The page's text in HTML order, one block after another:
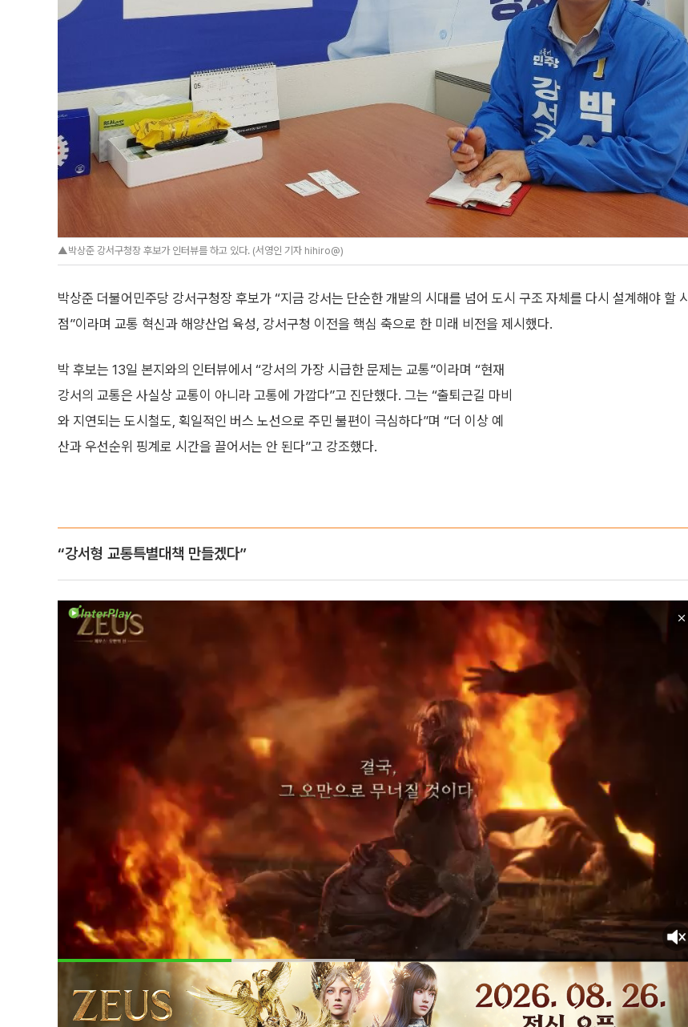
▲박상준 강서구청장 후보가 인터뷰를 하고 있다. (서영인 기자 hihiro@)
박상준 더불어민주당 강서구청장 후보가 “지금 강서는 단순한 개발의 시대를 넘어 도시 구조 자체를 다시 설계해야 할 시
점”이라며 교통 혁신과 해양산업 육성, 강서구청 이전을 핵심 축으로 한 미래 비전을 제시했다.
박 후보는 13일 본지와의 인터뷰에서 “강서의 가장 시급한 문제는 교통”이라며 “현재
강서의 교통은 사실상 교통이 아니라 고통에 가깝다”고 진단했다. 그는 “출퇴근길 마비
와 지연되는 도시철도, 획일적인 버스 노선으로 주민 불편이 극심하다”며 “더 이상 예
산과 우선순위 핑계로 시간을 끌어서는 안 된다”고 강조했다.
“강서형 교통특별대책 만들겠다”